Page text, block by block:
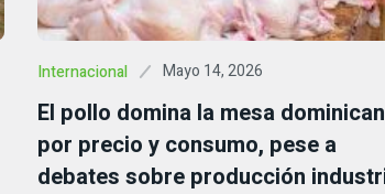
Internacional Mayo 14, 2026
El pollo domina la mesa
por precio y consumo, pese a
debates sobre producción